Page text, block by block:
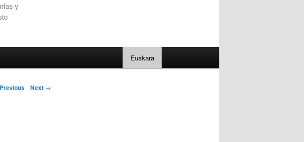
y
Euskara
navigation
Previous Next →